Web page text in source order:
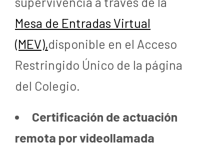
Mesa de Entradas Virtual
(MEV),disponible en el Acceso
Restringido Único de la página
del Colegio.
Certificación de actuación
remota por videollamada